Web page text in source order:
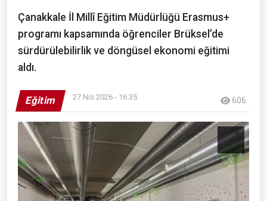
Çanakkale İl Millî Eğitim Müdürlüğü Erasmus+
programı kapsamında öğrenciler Brüksel’de
sürdürülebilirlik ve döngüsel ekonomi eğitimi
aldı.
Eğitim 27 Nis 2026 - 16:35 606